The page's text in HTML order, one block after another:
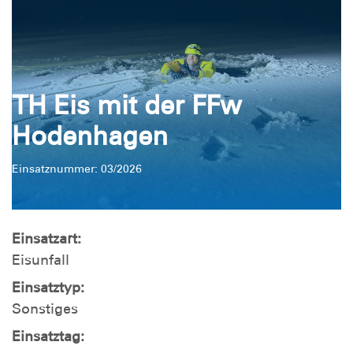
TH Eis mit der FFw
Hodenhagen
Einsatznummer: 03/2026
Einsatzart:
Eisunfall
Einsatztyp:
Sonstiges
Einsatztag: